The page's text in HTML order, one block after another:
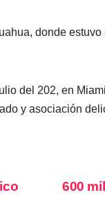
donde
del 202, en
y asociación
600